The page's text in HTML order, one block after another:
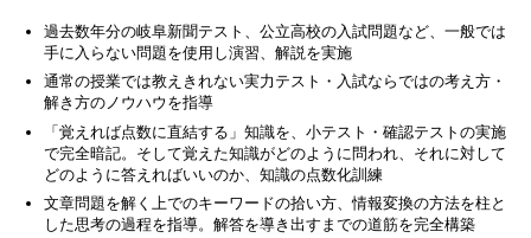
過去数年分の岐阜新聞テスト、公立高校の入試問題など、一般では
手に入らない問題を使用し演習、解説を実施
通常の授業では教えきれない実力テスト・入試ならではの考え方・
解き方のノウハウを指導
「覚えれば点数に直結する」知識を、小テスト・確認テストの実施
で完全暗記。そして覚えた知識がどのように問われ、それに対して
どのように答えればいいのか、知識の点数化訓練
文章問題を解く上でのキーワードの拾い方、情報変換の方法を柱と
した思考の過程を指導。解答を導き出すまでの道筋を完全構築